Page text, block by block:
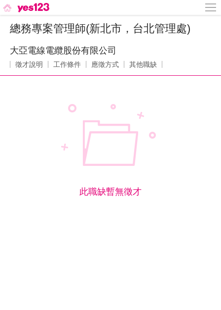
總務專案管理師(新北市，台北管理處)
大亞電線電纜股份有限公司
徵才說明 工作條件 應徵方式 其他職缺
此職缺暫無徵才